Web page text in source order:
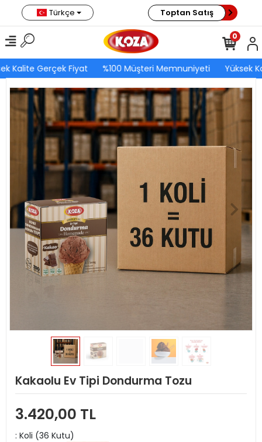
Kalite Gerçek Fiyat %100 Müşteri Memnuniyeti Yüksek
Türkçe Toptan Satış
0
Kakaolu Ev Tipi Dondurma Tozu
3.420,00 TL
: Koli (36 Kutu)